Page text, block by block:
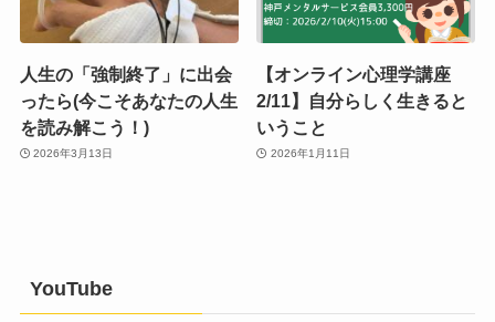
人生の「強制終了」に出会
ったら(今こそあなたの人生
を読み解こう！)
2026年3月13日
【オンライン心理学講座
2/11】自分らしく生きると
いうこと
2026年1月11日
YouTube